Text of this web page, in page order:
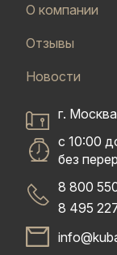
О компании
Отзывы
Новости
г.
с 10:00
без
8 800
8 495